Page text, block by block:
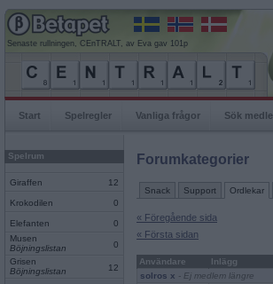
Senaste rullningen, CEnTRALT, av Eva gav 101p
Start Spelregler Vanliga frågor Sök
Spelrum
Giraffen 12
Krokodilen 0
Elefanten
0
Musen
Böjningslistan
0
Grisen
Böjningslistan
12
Forumkategorier
Snack Support Ordlekar
« Föregående sida
« Första sidan
Användare
Inlägg
solros x - Ej medlem längre